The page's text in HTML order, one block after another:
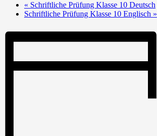
« Schriftliche Prüfung Klasse 10 Deutsch
Schriftliche Prüfung Klasse 10 Englisch »